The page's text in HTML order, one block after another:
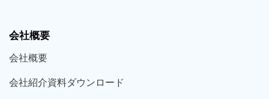
会社概要
会社概要
会社紹介資料ダウンロード